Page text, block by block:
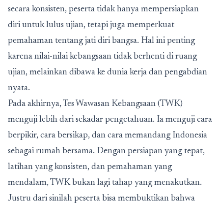
secara konsisten, peserta tidak hanya mempersiapkan
diri untuk lulus ujian, tetapi juga memperkuat
pemahaman tentang jati diri bangsa. Hal ini penting
karena nilai-nilai kebangsaan tidak berhenti di ruang
ujian, melainkan dibawa ke dunia kerja dan pengabdian
nyata.
Pada akhirnya, Tes Wawasan Kebangsaan (TWK)
menguji lebih dari sekadar pengetahuan. Ia menguji cara
berpikir, cara bersikap, dan cara memandang Indonesia
sebagai rumah bersama. Dengan persiapan yang tepat,
latihan yang konsisten, dan pemahaman yang
mendalam, TWK bukan lagi tahap yang menakutkan.
Justru dari sinilah peserta bisa membuktikan bahwa